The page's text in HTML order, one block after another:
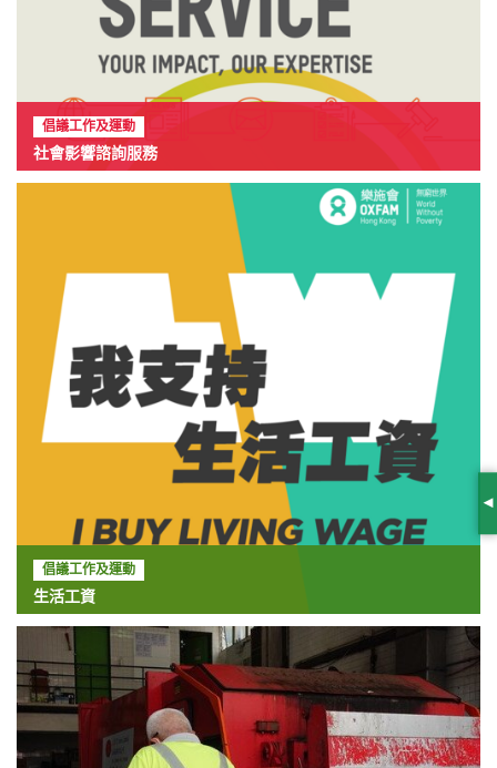
倡議工作及運動
社會影響諮詢服務
倡議工作及運動
生活工資